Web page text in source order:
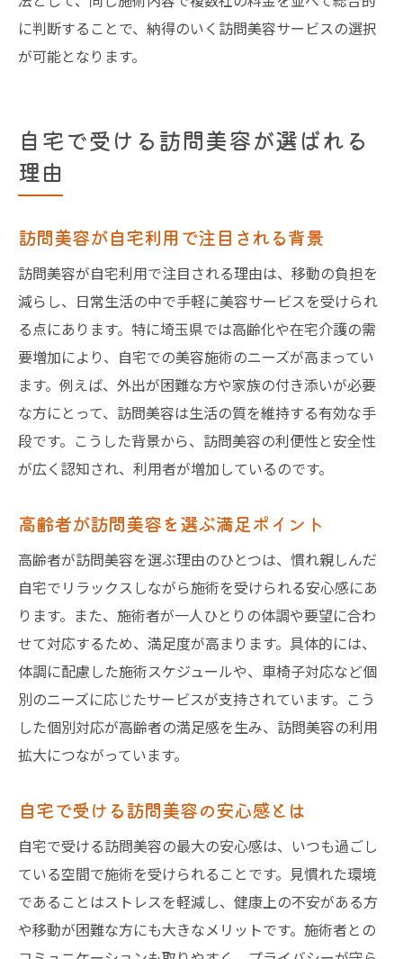
に判断することで、納得のいく訪問美容サービスの選択
が可能となります。
自宅で受ける訪問美容が選ばれる
理由
訪問美容が自宅利用で注目される背景
訪問美容が自宅利用で注目される理由は、移動の負担を
減らし、日常生活の中で手軽に美容サービスを受けられ
る点にあります。特に埼玉県では高齢化や在宅介護の需
要増加により、自宅での美容施術のニーズが高まってい
ます。例えば、外出が困難な方や家族の付き添いが必要
な方にとって、訪問美容は生活の質を維持する有効な手
段です。こうした背景から、訪問美容の利便性と安全性
が広く認知され、利用者が増加しているのです。
高齢者が訪問美容を選ぶ満足ポイント
高齢者が訪問美容を選ぶ理由のひとつは、慣れ親しんだ
自宅でリラックスしながら施術を受けられる安心感にあ
ります。また、施術者が一人ひとりの体調や要望に合わ
せて対応するため、満足度が高まります。具体的には、
体調に配慮した施術スケジュールや、車椅子対応など個
別のニーズに応じたサービスが支持されています。こう
した個別対応が高齢者の満足感を生み、訪問美容の利用
拡大につながっています。
自宅で受ける訪問美容の安心感とは
自宅で受ける訪問美容の最大の安心感は、いつも過ごし
ている空間で施術を受けられることです。見慣れた環境
であることはストレスを軽減し、健康上の不安がある方
や移動が困難な方にも大きなメリットです。施術者との